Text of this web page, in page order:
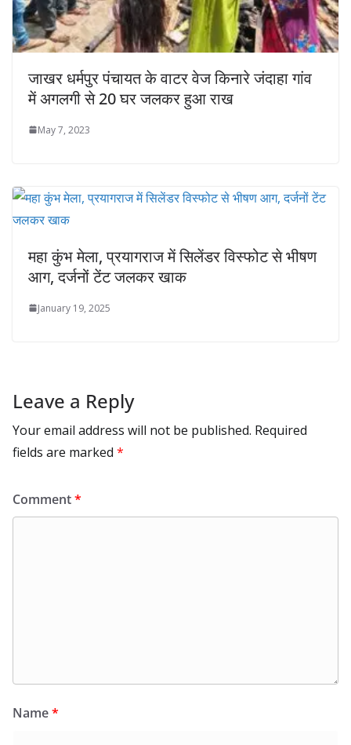
जाखर धर्मपुर पंचायत के वाटर वेज किनारे जंदाहा गांव
में अगलगी से 20 घर जलकर हुआ राख
May 7, 2023
महा कुंभ मेला, प्रयागराज में सिलेंडर विस्फोट से भीषण
आग, दर्जनों टेंट जलकर खाक
January 19, 2025
Leave a Reply
Your email address will not be published. Required
fields are marked *
Comment*
Name*